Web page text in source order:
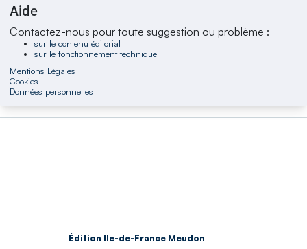
Aide
Contactez-nous pour toute suggestion ou problème :
sur le contenu éditorial
sur le fonctionnement technique
Mentions Légales
Cookies
Données personnelles
Édition Ile-de-France Meudon